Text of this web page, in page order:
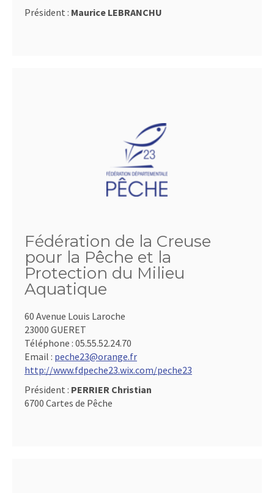
Président : Maurice LEBRANCHU
Fédération de la Creuse
pour la Pêche et la
Protection du Milieu
Aquatique
60 Avenue Louis Laroche
23000 GUERET
Téléphone : 05.55.52.24.70
Email : peche23@orange.fr
http://www.fdpeche23.wix.com/peche23
Président : PERRIER Christian
6700 Cartes de Pêche